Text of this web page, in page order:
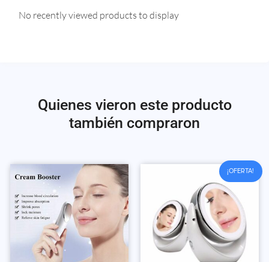
No recently viewed products to display
Quienes vieron este producto
también compraron
¡OFERTA!